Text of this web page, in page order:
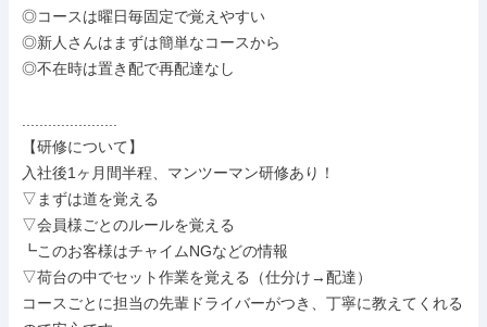
◎コースは曜日毎固定で覚えやすい
◎新人さんはまずは簡単なコースから
◎不在時は置き配で再配達なし
【研修について】
入社後1ヶ月間半程、マンツーマン研修あり！
▽まずは道を覚える
▽会員様ごとのルールを覚える
┗このお客様はチャイムNGなどの情報
▽荷台の中でセット作業を覚える（仕分け→配達）
コースごとに担当の先輩ドライバーがつき、丁寧に教えてくれる